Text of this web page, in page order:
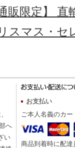
販限定】 直
スマス・セ
へ
い
お支払い
ご本人名義のカ
商品到着時に配